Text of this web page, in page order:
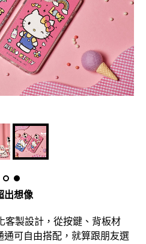
出想像
客製設計，從按鍵、背板材
可自由搭配，就算跟朋友選